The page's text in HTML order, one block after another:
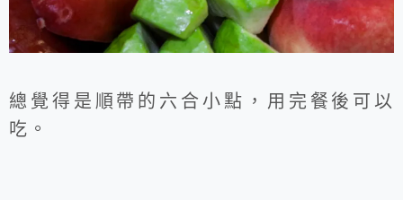
總覺得是順帶的六合小點，用完餐後可以
吃。